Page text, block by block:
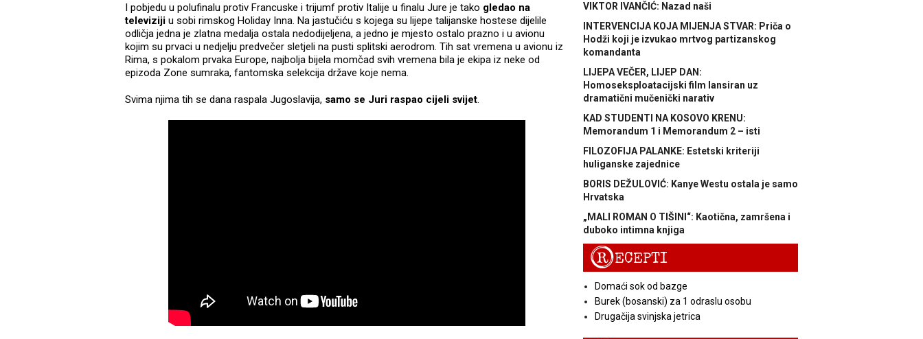
I pobjedu u polufinalu protiv Francuske i trijumf protiv Italije u finalu Jure je tako gledao na
televiziji u sobi rimskog Holiday Inna. Na jastučiću s kojega su lijepe talijanske hostese dijelile
odličja jedna je zlatna medalja ostala nedodijeljena, a jedno je mjesto ostalo prazno i u avionu
kojim su prvaci u nedjelju predvečer sletjeli na pusti splitski aerodrom. Tih sat vremena u avionu iz
Rima, s pokalom prvaka Europe, najbolja bijela momčad svih vremena bila je ekipa iz neke od
epizoda Zone sumraka, fantomska selekcija države koje nema.
Svima njima tih se dana raspala Jugoslavija, samo se Juri raspao cijeli svijet.
VIKTOR IVANČIĆ: Nazad naši
INTERVENCIJA KOJA MIJENJA STVAR: Priča o
Hodži koji je izvukao mrtvog partizanskog
komandanta
LIJEPA VEČER, LIJEP DAN:
Homoseksploatacijski film lansiran uz
dramatični mučenički narativ
KAD STUDENTI NA KOSOVO KRENU:
Memorandum 1 i Memorandum 2 – isti
FILOZOFIJA PALANKE: Estetski kriteriji
huliganske zajednice
BORIS DEŽULOVIĆ: Kanye Westu ostala je samo
Hrvatska
„MALI ROMAN O TIŠINI“: Kaotična, zamršena i
duboko intimna knjiga
RECEPTI
Domaći sok od bazge
Burek (bosanski) za 1 odraslu osobu
Drugačija svinjska jetrica